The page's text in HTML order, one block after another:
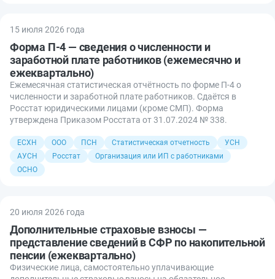
15 июля 2026 года
Форма П-4 — сведения о численности и
заработной плате работников (ежемесячно и
ежеквартально)
Ежемесячная статистическая отчётность по форме П-4 о
численности и заработной плате работников. Сдаётся в
Росстат юридическими лицами (кроме СМП). Форма
утверждена Приказом Росстата от 31.07.2024 № 338.
ЕСХН ООО ПСН Статистическая отчетность
УСН
АУСН
Росстат
Организация или ИП с работниками
ОСНО
20 июля 2026 года
Дополнительные страховые взносы —
представление сведений в СФР по накопительной
пенсии (ежеквартально)
Физические лица, самостоятельно уплачивающие